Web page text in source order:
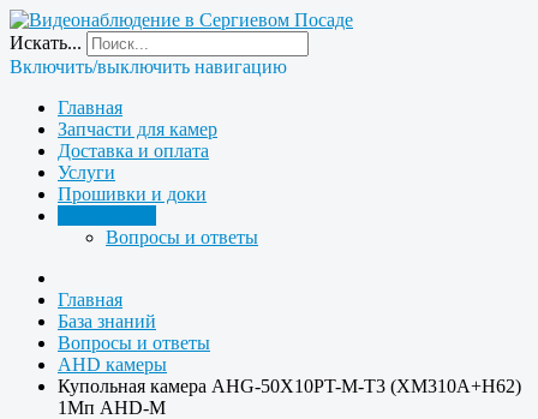
Искать...
Включить/выключить навигацию
Главная
Запчасти для камер
Доставка и оплата
Услуги
Прошивки и доки
Вопросы и ответы
Главная
База знаний
Вопросы и ответы
AHD камеры
Купольная камера AHG-50X10PT-M-T3 (XM310A+H62)
1Мп AHD-M